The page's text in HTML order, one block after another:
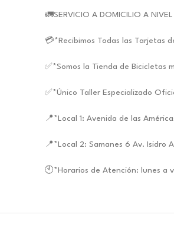
🚛SERVICIO A DOMICILIO A
💳*Recibimos Todas las Tarjetas
✅*Somos la Tienda de Bicicletas
✅*Único Taller Especializado
📍*Local 1: Avenida de las
📍*Local 2: Samanes 6 Av. Isidro
🕙*Horarios de Atención: lunes a